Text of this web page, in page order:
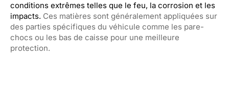
conditions extrêmes telles que le feu, la corrosion et les
impacts. Ces matières sont généralement appliquées sur
des parties spécifiques du véhicule comme les pare-
chocs ou les bas de caisse pour une meilleure
protection.